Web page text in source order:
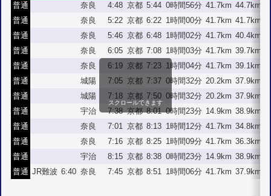
普通
奈良 4:48 京都 5:44 0時間56分 41.7km 44.7km/h
普通
奈良 5:22 京都 6:22 1時間00分 41.7km 41.7km/h
普通
奈良 5:46 京都 6:48 1時間02分 41.7km 40.4km/h
普通
奈良 6:05 京都 7:08 1時間03分 41.7km 39.7km/h
普通
奈良 6:19 京都 7:23 1時間04分 41.7km 39.1km/h
普通
城陽 7:05 京都 7:37 0時間32分 20.2km 37.9km/h
普通
城陽 7:18 京都 7:50 0時間32分 20.2km 37.9km/h
普通
宇治 7:38 京都 8:01 0時間23分 14.9km 38.9km/h
普通
奈良 7:01 京都 8:13 1時間12分 41.7km 34.8km/h
普通
奈良 7:16 京都 8:25 1時間09分 41.7km 36.3km/h
普通
宇治 8:15 京都 8:38 0時間23分 14.9km 38.9km/h
普通 JR難波 6:40 奈良 7:45 京都 8:51 1時間06分 41.7km 37.9km/h
スクロールできます